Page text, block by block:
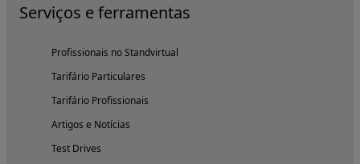
Serviços e ferramentas
Profissionais no Standvirtual
Tarifário Particulares
Tarifário Profissionais
Artigos e Notícias
Test Drives